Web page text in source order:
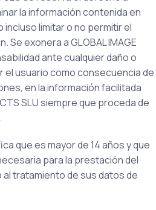
la información contenida en
limitar o no permitir el
Se exonera a GLOBAL IMAGE
ante cualquier daño o
el usuario como consecuencia de
en la información facilitada
SLU siempre que proceda de
que es mayor de 14 años y que
para la prestación del
tratamiento de sus datos de